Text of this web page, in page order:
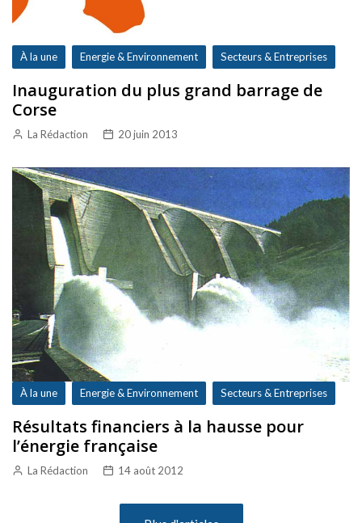
À la une Energie & Environnement Secteurs & Entreprises
Inauguration du plus grand barrage de
Corse
La Rédaction 20 juin 2013
À la une Energie & Environnement Secteurs & Entreprises
Résultats financiers à la hausse pour
l’énergie française
La Rédaction 14 août 2012